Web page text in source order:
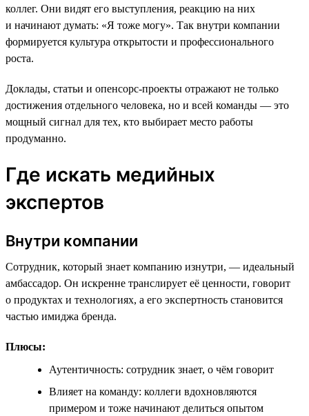
коллег. Они видят его выступления, реакцию на них
и начинают думать: «Я тоже могу». Так внутри компании
формируется культура открытости и профессионального
роста.
Доклады, статьи и опенсорс-проекты отражают не только
достижения отдельного человека, но и всей команды — это
мощный сигнал для тех, кто выбирает место работы
продуманно.
Где искать медийных
экспертов
Внутри компании
Сотрудник, который знает компанию изнутри, — идеальный
амбассадор. Он искренне транслирует её ценности, говорит
о продуктах и технологиях, а его экспертность становится
частью имиджа бренда.
Плюсы:
Аутентичность: сотрудник знает, о чём говорит
Влияет на команду: коллеги вдохновляются
примером и тоже начинают делиться опытом